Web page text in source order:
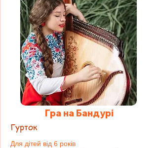
Гра на Бандурі
Гурток
Для дітей від 6 років